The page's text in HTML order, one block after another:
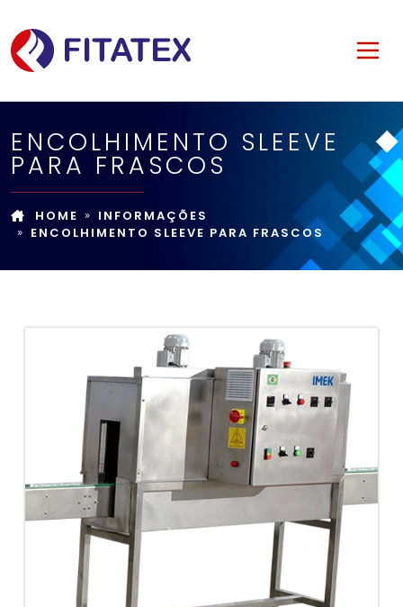
ENCOLHIMENTO SLEEVE
PARA FRASCOS
HOME
INFORMAÇÕES
ENCOLHIMENTO SLEEVE PARA FRASCOS